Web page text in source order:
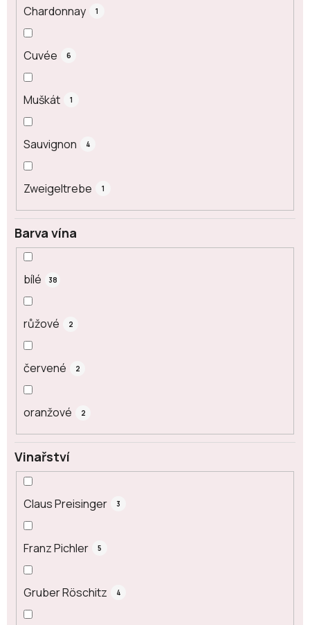
Chardonnay 1
Cuvée 6
Muškát 1
Sauvignon 4
Zweigeltrebe 1
Barva vína
bílé 38
růžové 2
červené 2
oranžové 2
Vinařství
Claus Preisinger 3
Franz Pichler 5
Gruber Röschitz 4